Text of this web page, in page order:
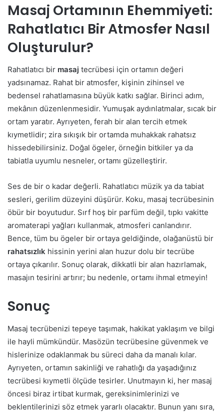
Masaj Ortamının Ehemmiyeti:
Rahatlatıcı Bir Atmosfer Nasıl
Oluşturulur?
Rahatlatıcı bir masaj tecrübesi için ortamın değeri
yadsınamaz. Rahat bir atmosfer, kişinin zihinsel ve
bedensel rahatlamasına büyük katkı sağlar. Birinci adım,
mekânın düzenlenmesidir. Yumuşak aydınlatmalar, sıcak bir
ortam yaratır. Ayrıyeten, ferah bir alan tercih etmek
kıymetlidir; zira sıkışık bir ortamda muhakkak rahatsız
hissedebilirsiniz. Doğal ögeler, örneğin bitkiler ya da
tabiatla uyumlu nesneler, ortamı güzelleştirir.
Ses de bir o kadar değerli. Rahatlatıcı müzik ya da tabiat
sesleri, gerilim düzeyini düşürür. Koku, masaj tecrübesinin
öbür bir boyutudur. Sırf hoş bir parfüm değil, tıpkı vakitte
aromaterapi yağları kullanmak, atmosferi canlandırır.
Bence, tüm bu ögeler bir ortaya geldiğinde, olağanüstü bir
rahatsızlık hissinin yerini alan huzur dolu bir tecrübe
ortaya çıkarılır. Sonuç olarak, dikkatli bir alan hazırlamak,
masajın tesirini artırır; bu nedenle, ortamı ihmal etmeyin!
Sonuç
Masaj tecrübenizi tepeye taşımak, hakikat yaklaşım ve bilgi
ile hayli mümkündür. Masözün tecrübesine güvenmek ve
hislerinize odaklanmak bu süreci daha da manalı kılar.
Ayrıyeten, ortamın sakinliği ve rahatlığı da yaşadığınız
tecrübesi kıymetli ölçüde tesirler. Unutmayın ki, her masaj
öncesi biraz irtibat kurmak, gereksinimlerinizi ve
beklentilerinizi söz etmek yararlı olacaktır. Bunun yanı sıra,